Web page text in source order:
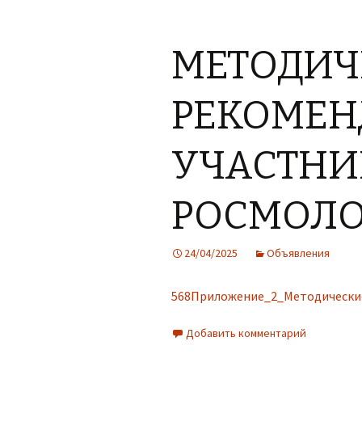
24/04/2025 Объявления
Добавить комментарий